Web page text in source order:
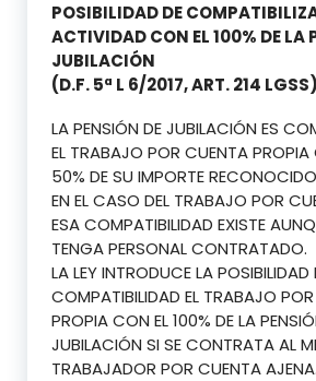
POSIBILIDAD DE
ACTIVIDAD CON EL 100% DE LA
JUBILACIÓN
(D.F. 5ª L 6/2017, ART. 214 LGSS)
LA PENSIÓN DE JUBILACIÓN ES
EL TRABAJO POR CUENTA PROPIA
50% DE SU IMPORTE
EN EL CASO DEL TRABAJO POR
ESA COMPATIBILIDAD EXISTE
TENGA PERSONAL CONTRATADO.
LA LEY INTRODUCE LA POSIBILIDAD
COMPATIBILIDAD EL TRABAJO
PROPIA CON EL 100% DE LA
JUBILACIÓN SI SE CONTRATA AL
TRABAJADOR POR CUENTA AJENA.